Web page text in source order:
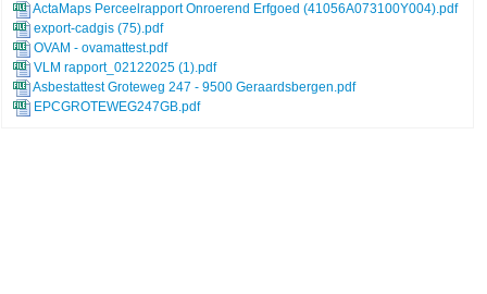
ActaMaps Perceelrapport Onroerend Erfgoed (41056A073100Y004).pdf
export-cadgis (75).pdf
OVAM - ovamattest.pdf
VLM rapport_02122025 (1).pdf
Asbestattest Groteweg 247 - 9500 Geraardsbergen.pdf
EPCGROTEWEG247GB.pdf